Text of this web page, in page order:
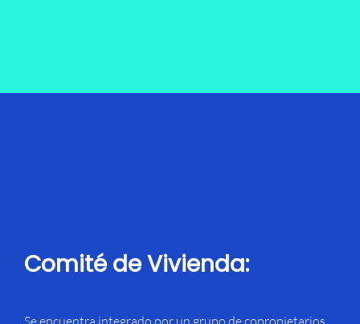
Comité de Vivienda:
Se encuentra integrado por un grupo de copropietarios,